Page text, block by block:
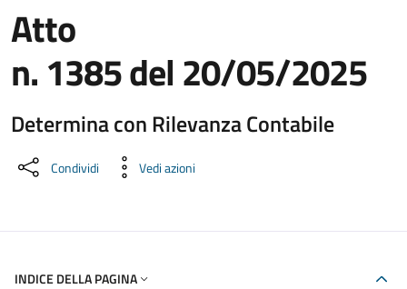
Atto
n. 1385 del 20/05/2025
Determina con Rilevanza Contabile
Dettaglio del documento
Condividi Vedi azioni
INDICE DELLA PAGINA